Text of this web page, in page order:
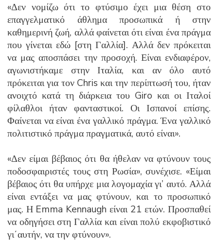
«Δεν νομίζω ότι το φτύσιμο έχει μια θέση στο
επαγγελματικό άθλημα προσωπικά ή στην
καθημερινή ζωή, αλλά φαίνεται ότι είναι ένα πράγμα
που γίνεται εδώ [στη Γαλλία]. Αλλά δεν πρόκειται
να μας αποσπάσει την προσοχή. Είναι ενδιαφέρον,
αγωνιστήκαμε στην Ιταλία, και αν όλο αυτό
πρόκειται για τον Chris και την περίπτωσή του, ήταν
ανοιχτό κατά τη διάρκεια του Giro και οι Ιταλοί
φίλαθλοι ήταν φανταστικοί. Οι Ισπανοί επίσης.
Φαίνεται να είναι ένα γαλλικό πράγμα. Ένα γαλλικό
πολιτιστικό πράγμα πραγματικά, αυτό είναι».
«Δεν είμαι βέβαιος ότι θα ήθελαν να φτύνουν τους
ποδοσφαιριστές τους στη Ρωσία», συνέχισε. «Είμαι
βέβαιος ότι θα υπήρχε μια λογομαχία γι’ αυτό. Αλλά
είναι εντάξει να μας φτύνουν, και το προσωπικό
μας. Η Emma Kennaugh είναι 21 ετών. Προσπαθεί
να οδηγήσει στη Γαλλία και είναι πολύ εκφοβιστικό
γι΄αυτήν, να την φτύνουν».